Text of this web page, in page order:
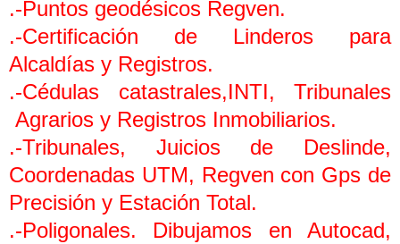
.-Puntos geodésicos Regven.
.-Certificación de Linderos para
Alcaldías y Registros.
.-Cédulas catastrales,INTI, Tribunales
Agrarios y Registros Inmobiliarios.
.-Tribunales, Juicios de Deslinde,
Coordenadas UTM, Regven con Gps de
Precisión y Estación Total.
.-Poligonales. Dibujamos en Autocad,